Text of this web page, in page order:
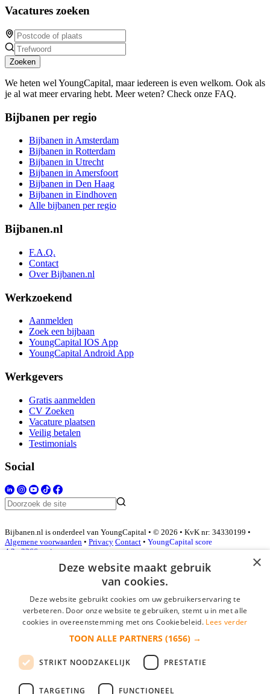
Vacatures zoeken
Zoeken
We heten wel YoungCapital, maar iedereen is even welkom. Ook als
je al wat meer ervaring hebt. Meer weten? Check onze FAQ.
Bijbanen per regio
Bijbanen in Amsterdam
Bijbanen in Rotterdam
Bijbanen in Utrecht
Bijbanen in Amersfoort
Bijbanen in Den Haag
Bijbanen in Eindhoven
Alle bijbanen per regio
Bijbanen.nl
F.A.Q.
Contact
Over Bijbanen.nl
Werkzoekend
Aanmelden
Zoek een bijbaan
YoungCapital IOS App
YoungCapital Android App
Werkgevers
Gratis aanmelden
CV Zoeken
Vacature plaatsen
Veilig betalen
Testimonials
Social
Bijbanen.nl is onderdeel van YoungCapital • © 2026 • KvK nr: 34330199 •
Algemene voorwaarden • Privacy Contact • YoungCapital score
4.3 - 3366 reviews
Inloggen als bedrijf
*
login gegevens onthouden
login
×
Deze website maakt gebruik
van cookies.
Deze website gebruikt cookies om uw gebruikerservaring te
verbeteren. Door onze website te gebruiken, stemt u in met alle
cookies in overeenstemming met ons Cookiebeleid. Lees verder
TOON ALLE PARTNERS (1656) →
STRIKT NOODZAKELIJK PRESTATIE
TARGETING FUNCTIONEEL